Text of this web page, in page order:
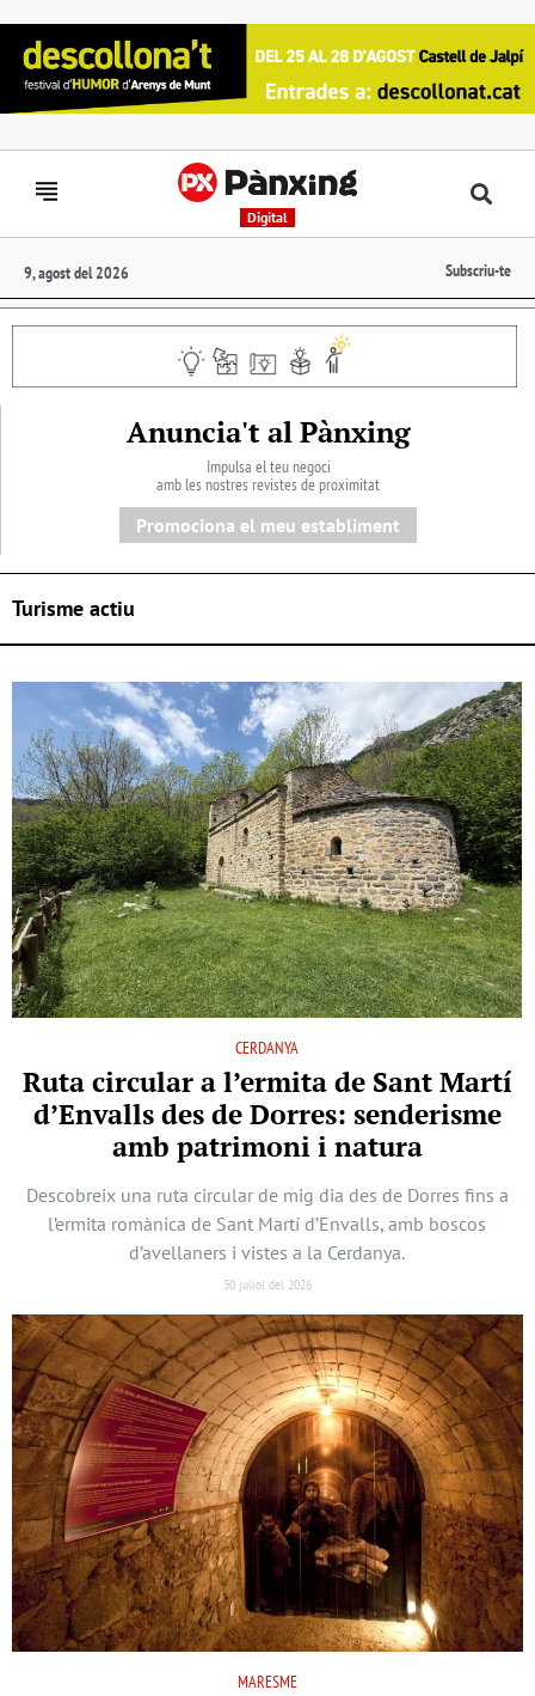
Digital
9, agost del 2026 Subscriu-te
Anuncia't al Pànxing
Impulsa el teu negoci
amb les nostres revistes de proximitat
Promociona el meu establiment
Turisme actiu
CERDANYA
Ruta circular a l’ermita de Sant Martí
d’Envalls des de Dorres: senderisme
amb patrimoni i natura
Descobreix una ruta circular de mig dia des de Dorres fins a
l’ermita romànica de Sant Martí d’Envalls, amb boscos
d’avellaners i vistes a la Cerdanya.
30 juliol del 2026
MARESME